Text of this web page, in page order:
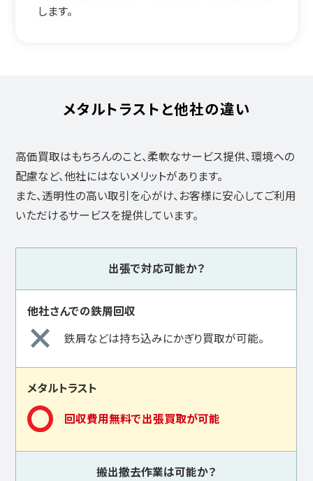
します。
メタルトラストと他社の違い
高価買取はもちろんのこと、柔軟なサービス提供、環境への
配慮など、他社にはないメリットがあります。
また、透明性の高い取引を心がけ、お客様に安心してご利用
いただけるサービスを提供しています。
出張で対応可能か？
鉄屑などは持ち込みにかぎり買取が可能。
回収費用無料で出張買取が可能
搬出撤去作業は可能か？